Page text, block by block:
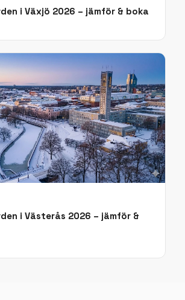
i Växjö 2026 – jämför & boka
i Västerås 2026 – jämför &